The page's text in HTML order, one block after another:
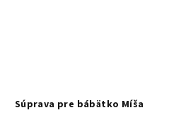
Súprava pre bábätko Míša